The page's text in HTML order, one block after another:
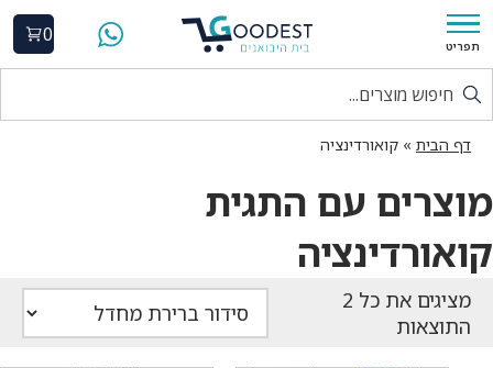
תפריט
0
דף הבית » קואורדינציה
מוצרים עם התגית
קואורדינציה
התוצאות